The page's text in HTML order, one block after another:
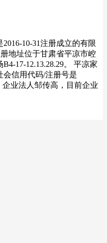
10-31注册成立的有限
地址位于甘肃省平凉市崆
17-12.13.28.29。 平凉家
会信用代码/注册号是
业法人邹传高，目前企业